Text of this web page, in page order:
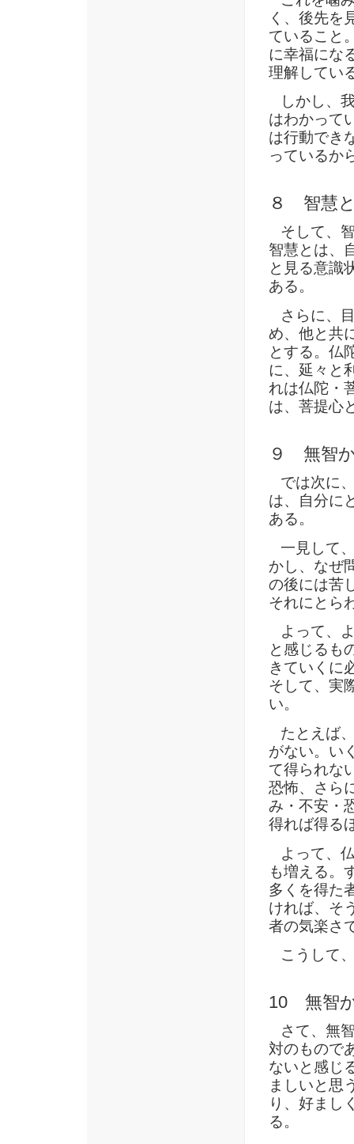
く、後先を
ていること
に幸福にな
理解してい
しかし、
はわかって
は行動でき
っているか
８ 智慧
そして、
智慧とは、
と見る意識
ある。
さらに、
め、他と共
とする。仏
に、延々と
れは仏陀・
は、菩提心
９ 無智
では次に
は、自分に
ある。
一見して
かし、なぜ
の後には苦
それにとら
よって、
と感じるも
きていくに
そして、実
い。
たとえば
がない。い
て得られな
恐怖、さら
み・不安・
得れば得る
よって、
も増える。
多くを得た
ければ、そ
者の気楽さ
こうして
10 無智
さて、無
対のもので
ないと感じ
ましいと思
り、好まし
る。